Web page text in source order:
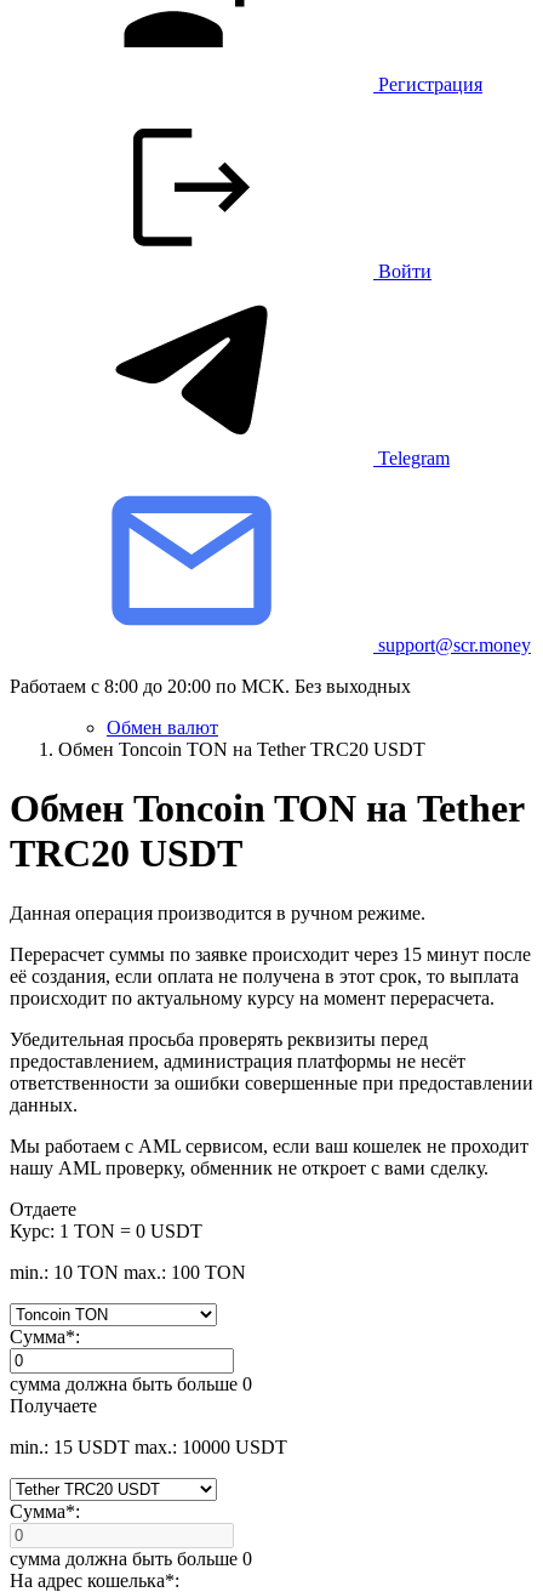
Регистрация
Войти
Telegram
support@scr.money
Работаем с 8:00 до 20:00 по МСК. Без выходных
Обмен валют
Обмен Toncoin TON на Tether TRC20 USDT
Обмен Toncoin TON на Tether
TRC20 USDT
Данная операция производится в ручном режиме.
Перерасчет суммы по заявке происходит через 15 минут после
её создания, если оплата не получена в этот срок, то выплата
происходит по актуальному курсу на момент перерасчета.
Убедительная просьба проверять реквизиты перед
предоставлением, администрация платформы не несёт
ответственности за ошибки совершенные при предоставлении
данных.
Мы работаем с AML сервисом, если ваш кошелек не проходит
нашу AML проверку, обменник не откроет с вами сделку.
Отдаете
Курс: 1 TON = 0 USDT
min.: 10 TON max.: 100 TON
Сумма*:
сумма должна быть больше 0
Получаете
min.: 15 USDT max.: 10000 USDT
Сумма*:
сумма должна быть больше 0
На адрес кошелька*: